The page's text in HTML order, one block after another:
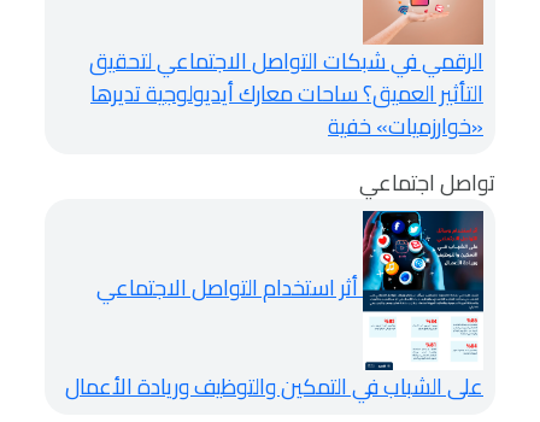
الرقمي في شبكات التواصل الاجتماعي لتحقيق
التأثير العميق؟ساحات معارك أيديولوجية تديرها
«خوارزميات» خفية
تواصل اجتماعي
أثر استخدام التواصل الاجتماعي
على الشباب في التمكين والتوظيف وريادة الأعمال